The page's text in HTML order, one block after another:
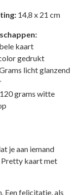
14,8 x 21 cm
kaart
gedrukt
licht glanzend
grams witte
je aan iemand
Pretty kaart met
Een felicitatie, als